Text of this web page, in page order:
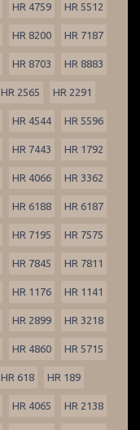
HR 4759 HR 5512
HR 8200 HR 7187
HR 8703 HR 8883
HR 2565 HR 2291
HR 4544 HR 5596
HR 7443 HR 1792
HR 4066 HR 3362
HR 6188 HR 6187
HR 7195 HR 7575
HR 7845 HR 7811
HR 1176 HR 1141
HR 2899 HR 3218
HR 4860 HR 5715
HR 618 HR 189
HR 4065 HR 2138